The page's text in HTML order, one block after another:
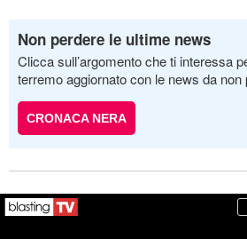
Non perdere le ultime news
Clicca sull’argomento che ti interessa
terremo aggiornato con le news da non
CRONACA NERA